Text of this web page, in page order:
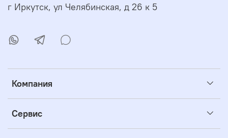
Компания
Сервис
г Иркутск, ул Челябинская, д 26 к 5